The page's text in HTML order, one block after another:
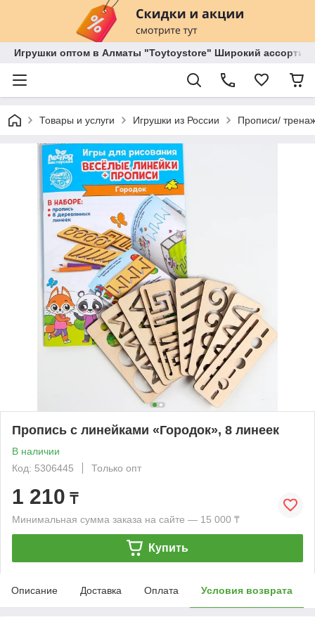
Игрушки оптом в Алматы "Toytoystore" Широкий
Товары и услуги Игрушки из России Прописи/
Пропись с линейками «Городок», 8 линеек
В наличии
Код: 5306445
Только опт
1 210 ₸
Минимальная сумма заказа на сайте — 15 000 ₸
Купить
Описание Доставка Оплата Условия возврата